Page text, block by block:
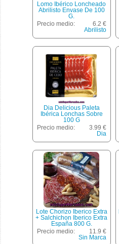
Lomo Ibérico Loncheado
Abrilisto Envase De 100
G.
Precio medio:
6.2 €
Abrilisto
Dia Delicious Paleta
Ibérica Lonchas Sobre
100 G
Precio medio:
3.99 €
Dia
Lote Chorizo Iberico Extra
+ Salchichon Iberico Extra
España 800 G.
Precio medio:
11.9 €
Sin Marca